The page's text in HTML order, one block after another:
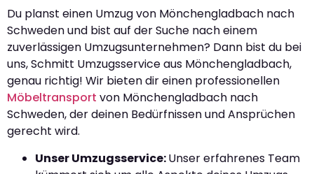
Du planst einen Umzug von Mönchengladbach nach
Schweden und bist auf der Suche nach einem
zuverlässigen Umzugsunternehmen? Dann bist du bei
uns, Schmitt Umzugsservice aus Mönchengladbach,
genau richtig! Wir bieten dir einen professionellen
Möbeltransport von Mönchengladbach nach
Schweden, der deinen Bedürfnissen und Ansprüchen
gerecht wird.
Unser Umzugsservice:Unser erfahrenes Team